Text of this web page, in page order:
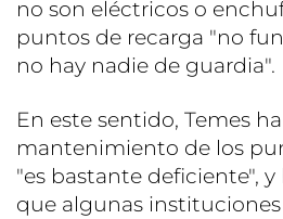
no son eléctricos o
puntos de recarga "no
no hay nadie de guardia".
En este sentido, Temes
mantenimiento de los
"es bastante deficiente",
que algunas